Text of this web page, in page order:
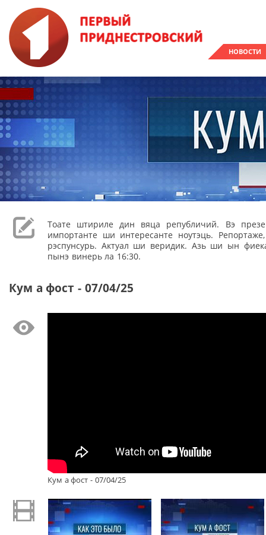
НОВОСТИ
Тоате штириле дин вяца републичий. Вэ
импортанте ши интересанте ноутэць.
рэспунсурь. Актуал ши веридик. Азь ши ын
пынэ винерь ла 16:30.
Кум а фост - 07/04/25
Кум а фост - 07/04/25